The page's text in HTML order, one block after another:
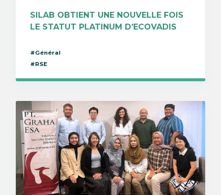
SILAB OBTIENT UNE NOUVELLE FOIS
LE STATUT PLATINUM D’ECOVADIS
#Général
#RSE